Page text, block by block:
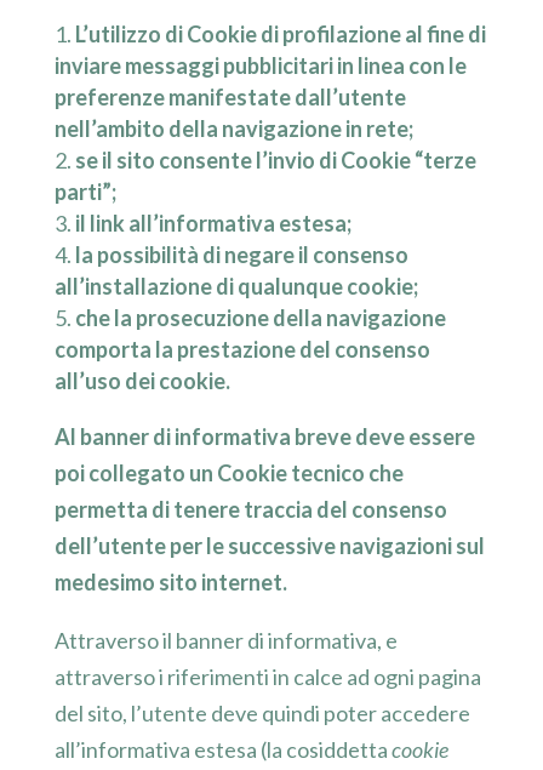
L’utilizzo di Cookie di profilazione al fine di
inviare messaggi pubblicitari in linea con le
preferenze manifestate dall’utente
nell’ambito della navigazione in rete;
se il sito consente l’invio di Cookie “terze
parti”;
il link all’informativa estesa;
la possibilità di negare il consenso
all’installazione di qualunque cookie;
che la prosecuzione della navigazione
comporta la prestazione del consenso
all’uso dei cookie.
Al banner di informativa breve deve essere
poi collegato un Cookie tecnico che
permetta di tenere traccia del consenso
dell’utente per le successive navigazioni sul
medesimo sito internet.
Attraverso il banner di informativa, e
attraverso i riferimenti in calce ad ogni pagina
del sito, l’utente deve quindi poter accedere
all’informativa estesa (la cosiddettacookie